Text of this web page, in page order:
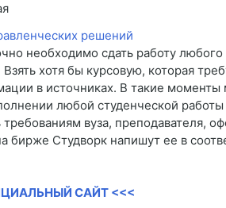
необходимо сдать работу
хотя бы курсовую, которая
в источниках. В такие
любой студенческой
требованиям вуза, преподавателя,
бирже Студворк напишут ее в
САЙТ <<<